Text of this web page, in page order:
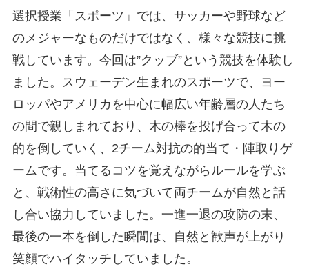
選択授業「スポーツ」では、サッカーや野球など
のメジャーなものだけではなく、様々な競技に挑
戦しています。今回は”クッブ”という競技を体験し
ました。スウェーデン生まれのスポーツで、ヨー
ロッパやアメリカを中心に幅広い年齢層の人たち
の間で親しまれており、木の棒を投げ合って木の
的を倒していく、2チーム対抗の的当て・陣取りゲ
ームです。当てるコツを覚えながらルールを学ぶ
と、戦術性の高さに気づいて両チームが自然と話
し合い協力していました。一進一退の攻防の末、
最後の一本を倒した瞬間は、自然と歓声が上がり
笑顔でハイタッチしていました。